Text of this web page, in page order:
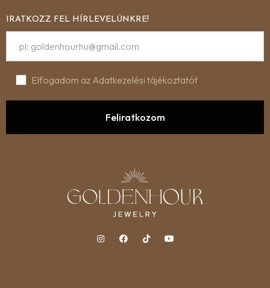
IRATKOZZ FEL HÍRLEVELÜNKRE!
Elfogadom az Adatkezelési tájékoztatót.